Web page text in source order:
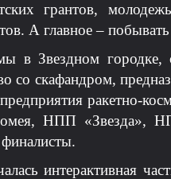
грантов,
А главное –
в Звездном городке,
со скафандром,
ракетно-
НПП «Звезда»,
интерактивная